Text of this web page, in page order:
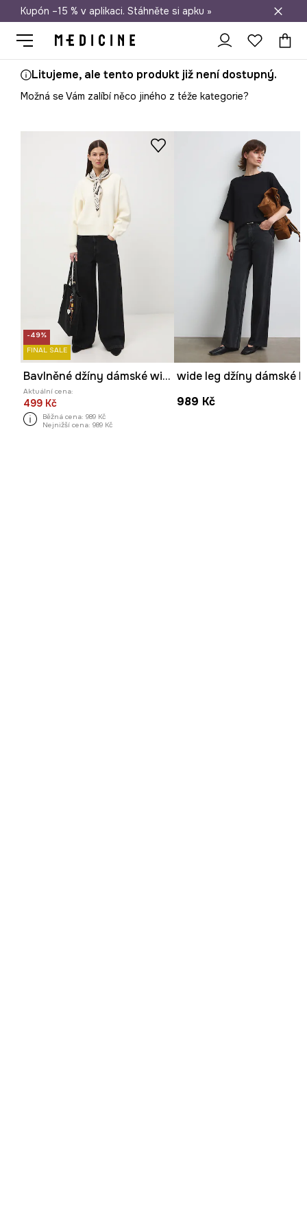
Doprava zdarma při nákupu nad 1 200 Kč
Kupón –15 % v aplikaci. Stáhněte si apku »
Litujeme, ale tento produkt již není dostupný.
Možná se Vám zalíbí něco jiného z téže kategorie?
-49%
FINAL SALE
Bavlněné džíny dámské wide leg, se sepraným efektem
Aktuální cena:
499 Kč
Běžná cena: 989 Kč
Nejnižší cena: 989 Kč
989 Kč